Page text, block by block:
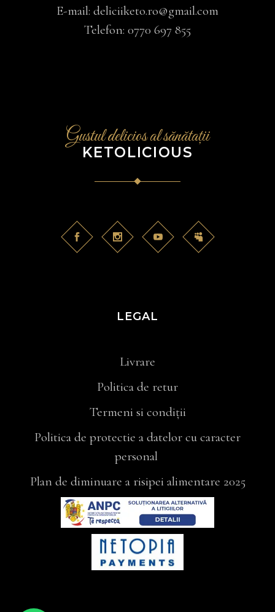
E-mail: deliciiketo.ro@gmail.com
Telefon: 0770 697 855
Gustul delicios al sănătații
KETOLICIOUS
LEGAL
Livrare
Politica de retur
Termeni si condiții
Politica de protectie a datelor cu caracter
personal
Plan de diminuare a risipei alimentare 2025